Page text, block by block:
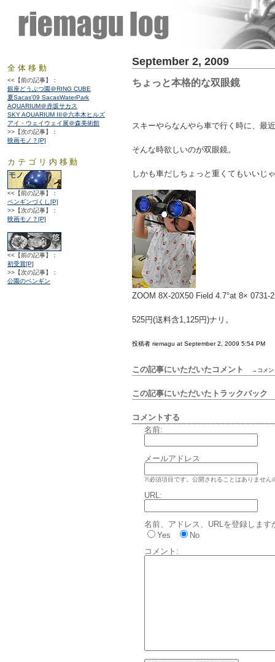
September 2, 2009
ちょっと本格的な双眼鏡
スキーやらなんやら車で行く時に、最
そんな時欲しいのが双眼鏡。
しかも車だしちょっと重くてもいいじ
ZOOM 8X-20X50 Field 4.7°at 8× 0731-
525円(送料含1,125円)ナリ。
投稿者 riemagu at September 2, 2009 5:54 PM
この記事にいただいたコメント →コメン
この記事にいただいたトラックバック
コメントする
名前:
メールアドレス
※必須項目です。公開されることはありません
URL:
名前、アドレス、URLを登録します
Yes
No
コメント:
全体移動
<<【前の記事】：
銀座どうぶつ園＠RING CUBE
夏Sacas'09 SacasWaterPark
AQUARIUM＠赤坂サカス
SKY AQUARIUM III＠六本木ヒルズ
アイ・ウェイウェイ展＠森美術館
>>【次の記事】：
映画モノ？[P]
カテゴリ内移動
<<【前の記事】：
ペンギンづくし[P]
>>【次の記事】：
映画モノ？[P]
<<【前の記事】：
初受賞[P]
>>【次の記事】：
公園のペンギン